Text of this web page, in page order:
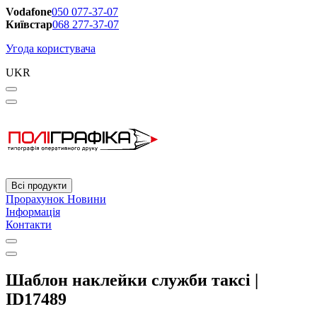
Vodafone050 077-37-07
Київстар068 277-37-07
Угода користувача
UKR
Всі продукти
Прорахунок Новини
Інформація
Контакти
Шаблон наклейки служби таксі |
ID17489